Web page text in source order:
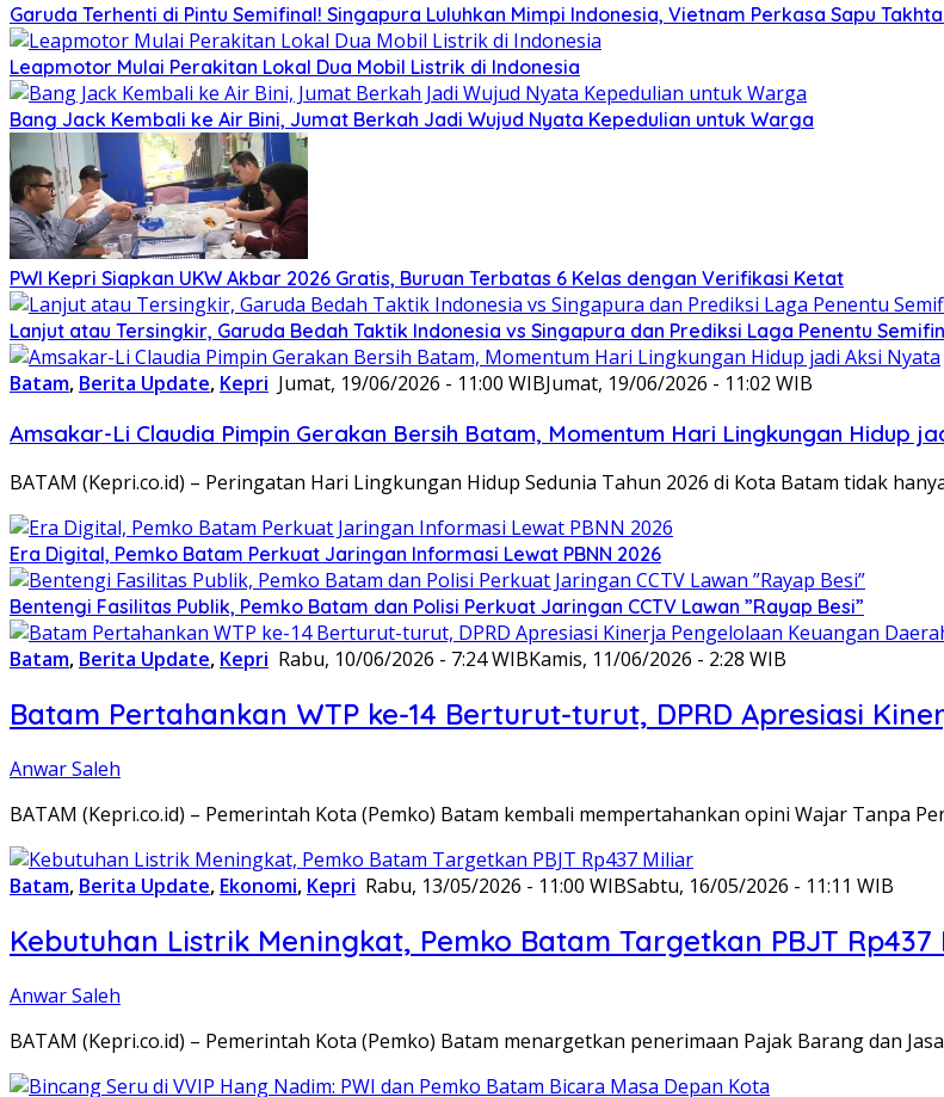
Garuda Terhenti di Pintu Semifinal! Singapura Luluhkan Mimpi Indonesia, Vietnam Perkasa Sapu
Leapmotor Mulai Perakitan Lokal Dua Mobil Listrik di Indonesia
Bang Jack Kembali ke Air Bini, Jumat Berkah Jadi Wujud Nyata Kepedulian untuk Warga
PWI Kepri Siapkan UKW Akbar 2026 Gratis, Buruan Terbatas 6 Kelas dengan Verifikasi Ketat
Lanjut atau Tersingkir, Garuda Bedah Taktik Indonesia vs Singapura dan Prediksi Laga Penentu
Batam, Berita Update, Kepri Jumat, 19/06/2026 - 11:00 WIBJumat, 19/06/2026 - 11:02 WIB
Amsakar-Li Claudia Pimpin Gerakan Bersih Batam, Momentum Hari Lingkungan Hidup
BATAM (Kepri.co.id) – Peringatan Hari Lingkungan Hidup Sedunia Tahun 2026 di Kota Batam tidak
Era Digital, Pemko Batam Perkuat Jaringan Informasi Lewat PBNN 2026
Bentengi Fasilitas Publik, Pemko Batam dan Polisi Perkuat Jaringan CCTV Lawan ”Rayap Besi”
Batam, Berita Update, Kepri Rabu, 10/06/2026 - 7:24 WIBKamis, 11/06/2026 - 2:28 WIB
Batam Pertahankan WTP ke-14 Berturut-turut, DPRD Apresiasi
Anwar Saleh
BATAM (Kepri.co.id) – Pemerintah Kota (Pemko) Batam kembali mempertahankan opini Wajar Tanpa
Batam, Berita Update, Ekonomi, Kepri Rabu, 13/05/2026 - 11:00 WIBSabtu, 16/05/2026 - 11:11 WIB
Kebutuhan Listrik Meningkat, Pemko Batam Targetkan PBJT Rp437
Anwar Saleh
BATAM (Kepri.co.id) – Pemerintah Kota (Pemko) Batam menargetkan penerimaan Pajak Barang dan